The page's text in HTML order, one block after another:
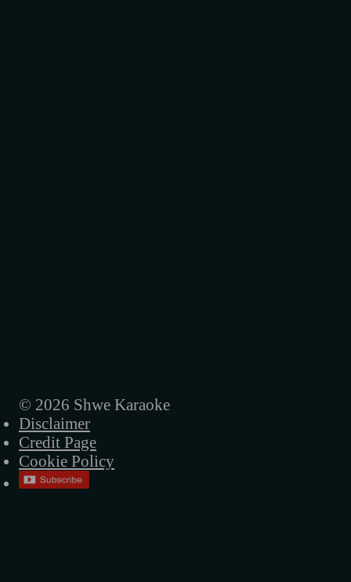
© 2026 Shwe Karaoke
Disclaimer
Credit Page
Cookie Policy